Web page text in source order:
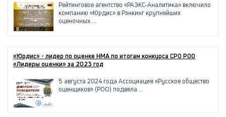
Рейтинговое агентство «РАЭКС-Аналитика» включило
компанию «Юрдис» в Рэнкинг крупнейших
оценочных ...
«Юрдис» - лидер по оценке НМА по итогам конкурса СРО РОО
«Лидеры оценки» за 2023 год
5 августа 2024 года Ассоциация «Русское общество
оценщиков» (РОО) подвела ...